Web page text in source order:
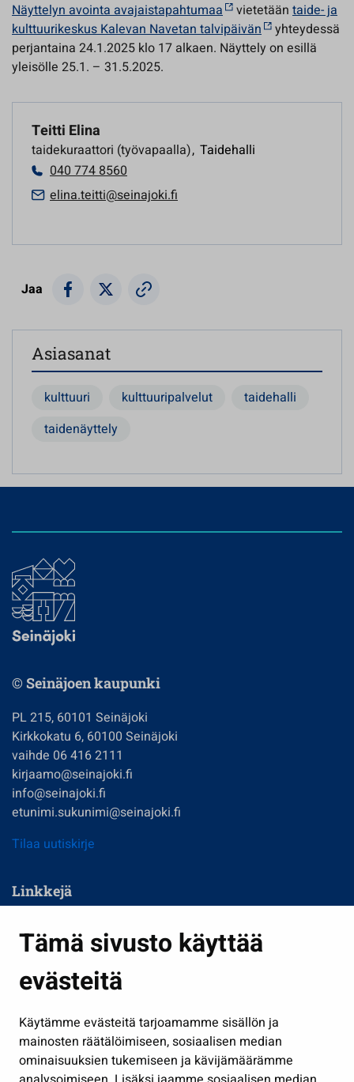
Tämä sivusto käyttää
evästeitä
Käytämme evästeitä tarjoamamme sisällön ja
mainosten räätälöimiseen, sosiaalisen median
ominaisuuksien tukemiseen ja kävijämäärämme
Näyttelyn avointa avajaistapahtumaa vietetään taide- ja
kulttuurikeskus Kalevan Navetan talvipäivän
yhteydessä
perjantaina 24.1.2025 klo 17 alkaen. Näyttely on esillä
yleisölle 25.1. – 31.5.2025.
Teitti Elina
taidekuraattori (työvapaalla), Taidehalli
040 774 8560
elina.teitti@seinajoki.fi
Jaa
Asiasanat
kulttuuri kulttuuripalvelut
taidehalli
taidenäyttely
© Seinäjoen kaupunki
PL 215, 60101 Seinäjoki
Kirkkokatu 6, 60100 Seinäjoki
vaihde 06 416 2111
kirjaamo@seinajoki.fi
info@seinajoki.fi
etunimi.sukunimi@seinajoki.fi
Tilaa uutiskirje
Linkkejä
Kasvatus ja opetus
Kulttuuri ja liikunta
Työ ja yrittäminen
Osallistu ja asioi